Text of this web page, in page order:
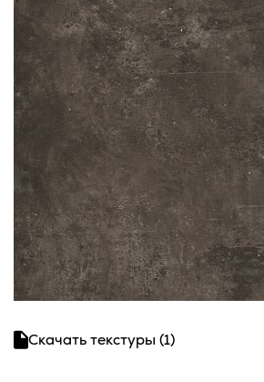
Скачать текстуры (1)